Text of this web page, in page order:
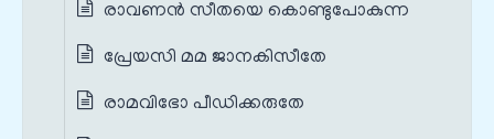
രാവണൻ സീതയെ കൊണ്ടുപോകുന്ന
പ്രേയസി മമ ജാനകിസീതേ
രാമവിഭോ പീഡിക്കരുതേ